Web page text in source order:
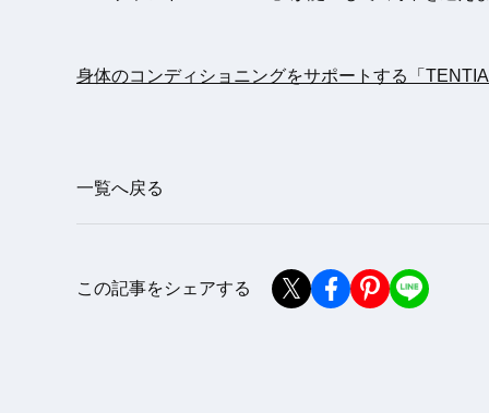
身体のコンディショニングをサポートする「
一覧へ戻る
この記事をシェアする